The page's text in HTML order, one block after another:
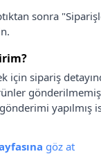
sonra
için sipariş
göz at